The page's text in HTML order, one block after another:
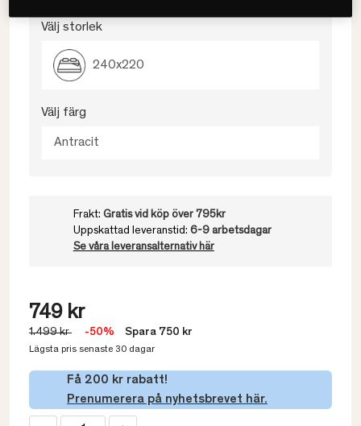
Välj storlek
240x220
Välj färg
Antracit
Frakt: Gratis vid köp över 795kr
Uppskattad leveranstid: 6-9 arbetsdagar
Se våra leveransalternativ här
749 kr
1.499 kr -50% Spara 750 kr
Lägsta pris senaste 30 dagar
Få 200 kr rabatt!
Prenumerera på nyhetsbrevet här.